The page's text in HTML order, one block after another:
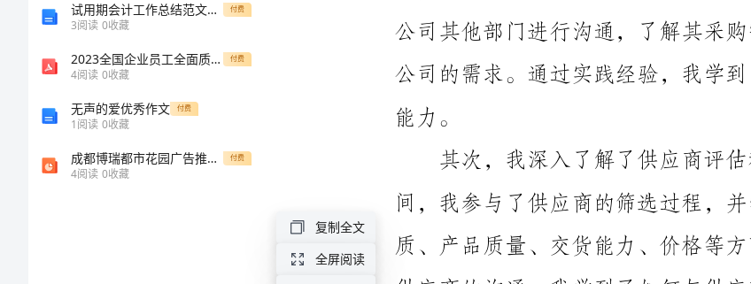
2024
试用期会计工作总结范文与试用期员工个人工作总结汇编 付费
3阅读 0收藏
2023全国企业员工全面质量管理知识题库及参考答案(通用版) 付费
4阅读 0收藏
无声的爱优秀作文 付费
1阅读 0收藏
成都博瑞都市花园广告推广计划课件 付费
4阅读 0收藏 保采购过程的顺利进行。
复制全文
全屏阅读